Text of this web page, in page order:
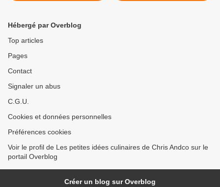
Hébergé par Overblog
Top articles
Pages
Contact
Signaler un abus
C.G.U.
Cookies et données personnelles
Préférences cookies
Voir le profil de Les petites idées culinaires de Chris Andco sur le
portail Overblog
Créer un blog sur Overblog